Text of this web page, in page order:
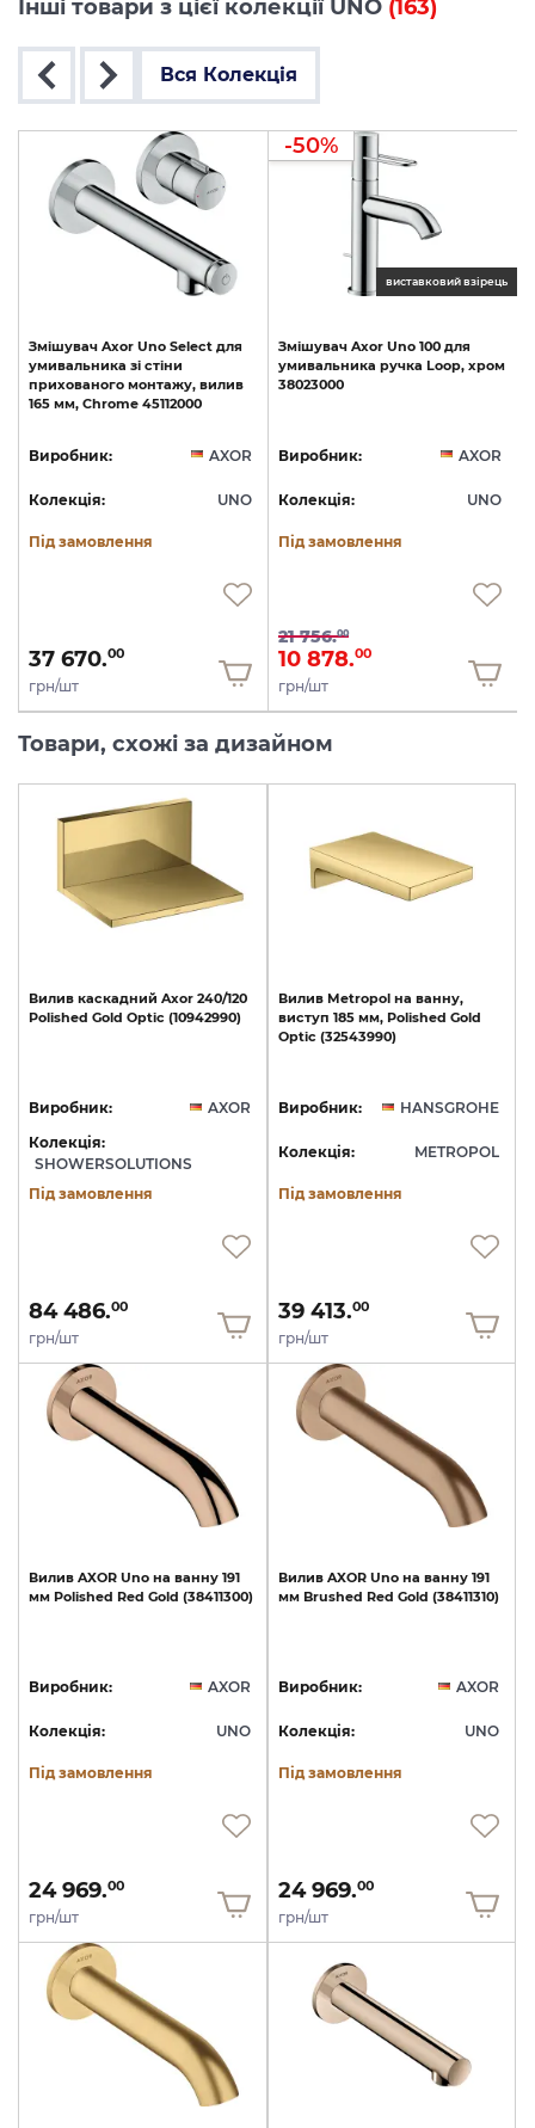
Інші товари з цієї колекції UNO (163)
Вся Колекція
Змішувач Axor Uno Select для
умивальника зі стіни
прихованого монтажу, вилив
165 мм, Chrome 45112000
Виробник: AXOR
Колекція: UNO
Під замовлення
37 670.00
грн/шт
виставковий взірець
-50%
Змішувач Axor Uno 100 для
умивальника ручка Loop, хром
38023000
Виробник: AXOR
Колекція: UNO
Під замовлення
21 756.00
10 878.00
грн/шт
Товари, схожі за дизайном
Вилив каскадний Axor 240/120
Polished Gold Optic (10942990)
Виробник:
AXOR
Колекція:
SHOWERSOLUTIONS
Під замовлення
84 486.00
грн/шт
Вилив Metropol на ванну,
виступ 185 мм, Polished Gold
Optic (32543990)
Виробник: HANSGROHE
Колекція: METROPOL
Під замовлення
39 413.00
грн/шт
Вилив AXOR Uno на ванну 191
мм Polished Red Gold (38411300)
Виробник: AXOR
Колекція: UNO
Під замовлення
24 969.00
грн/шт
Вилив AXOR Uno на ванну 191
мм Brushed Red Gold (38411310)
Виробник: AXOR
Колекція: UNO
Під замовлення
24 969.00
грн/шт